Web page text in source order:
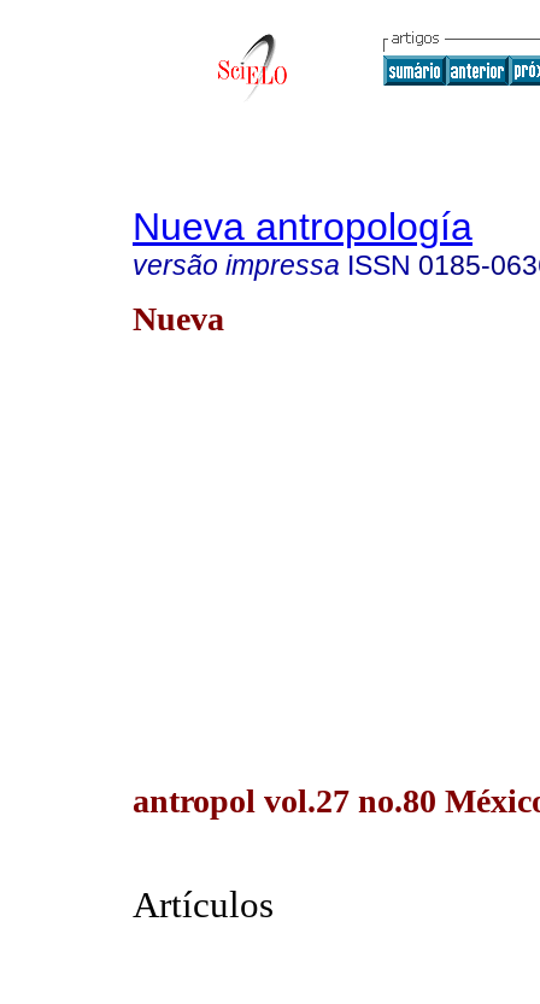
Nueva antropología
versão impressa ISSN 0185-
Nueva
antropol vol.27 no.80
Artículos